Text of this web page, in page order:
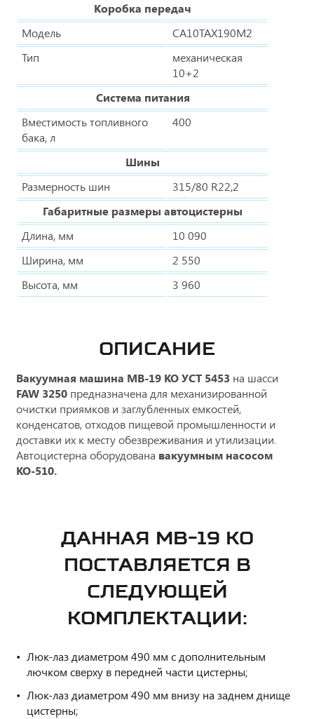
Коробка передач
Модель
CA10TAX190M2
Тип
механическая
10+2
Система питания
Вместимость топливного
бака, л
400
Шины
Размерность шин
315/80 R22,2
Габаритные размеры автоцистерны
Длина, мм
10 090
Ширина, мм
2 550
Высота, мм
3 960
ОПИСАНИЕ
Вакуумная машина МВ-19 КО УСТ 5453 на шасси
FAW 3250 предназначена для механизированной
очистки приямков и заглубленных емкостей,
конденсатов, отходов пищевой промышленности и
доставки их к месту обезвреживания и утилизации.
Автоцистерна оборудована вакуумным насосом
КО-510.
ДАННАЯ МВ-19 КО
ПОСТАВЛЯЕТСЯ В
СЛЕДУЮЩЕЙ
КОМПЛЕКТАЦИИ:
Люк-лаз диаметром 490 мм с дополнительным
лючком сверху в передней части цистерны;
Люк-лаз диаметром 490 мм внизу на заднем днище
цистерны;